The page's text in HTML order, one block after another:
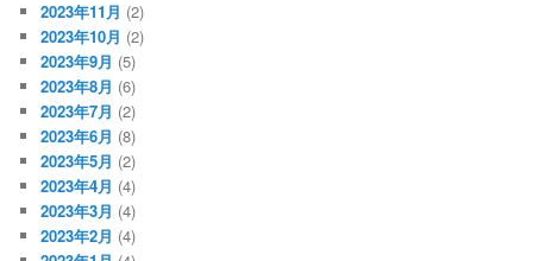
2023年11月 (2)
2023年10月 (2)
2023年9月 (5)
2023年8月 (6)
2023年7月 (2)
2023年6月 (8)
2023年5月 (2)
2023年4月 (4)
2023年3月 (4)
2023年2月 (4)